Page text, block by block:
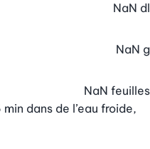
NaN dl
NaN g
dans de l’eau froide,
NaN feuilles